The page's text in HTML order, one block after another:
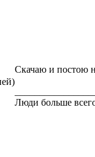
Скачаю и постою
Люди больше